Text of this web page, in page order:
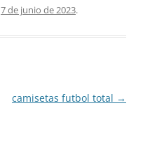
7 de junio de 2023.
camisetas futbol total →